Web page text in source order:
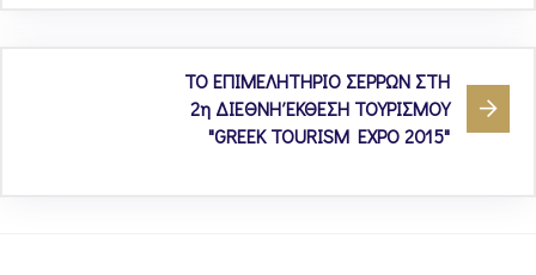
ΤΟ ΕΠΙΜΕΛΗΤΗΡΙΟ ΣΕΡΡΩΝ ΣΤΗ
2η ΔΙΕΘΝΗ ΈΚΘΕΣΗ ΤΟΥΡΙΣΜΟΥ
"GREEK TOURISM EXPO 2015"